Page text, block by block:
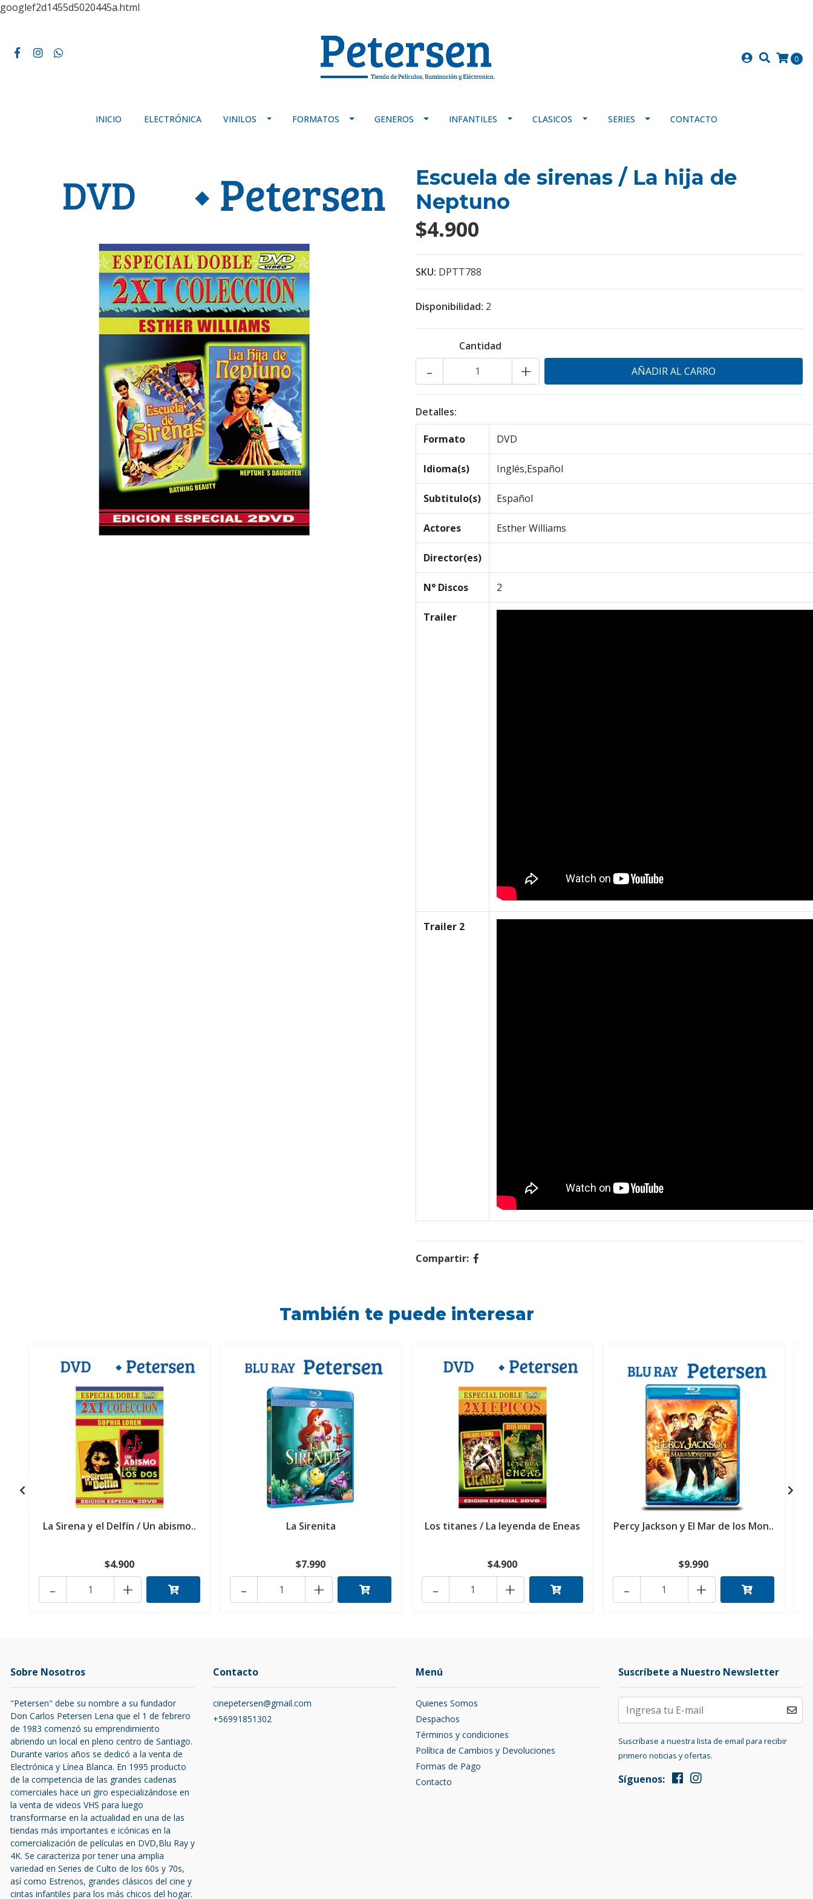
googlef2d1455d5020445a.html
0
INICIO ELECTRÓNICA VINILOS FORMATOS GENEROS INFANTILES CLASICOS SERIES CONTACTO
Escuela de sirenas / La hija de
Neptuno
$4.900
SKU: DPTT788
Disponibilidad: 2
Cantidad
+
-
Detalles:
Formato DVD
Idioma(s) Inglés,Español
Subtitulo(s) Español
Actores Esther Williams
Director(es)
N° Discos 2
Trailer
Trailer 2
Compartir:
También te puede interesar
La Sirena y el Delfín / Un abismo..
$4.900
+
-
La Sirenita
$7.990
+
-
Los titanes / La leyenda de Eneas
$4.900
+
-
Percy Jackson y El Mar de los Mon..
$9.990
+
-
Sobre Nosotros
"Petersen" debe su nombre a su fundador
Don Carlos Petersen Lena que el 1 de febrero
de 1983 comenzó su emprendimiento
abriendo un local en pleno centro de Santiago.
Durante varios años se dedicó a la venta de
Electrónica y Línea Blanca. En 1995 producto
de la competencia de las grandes cadenas
comerciales hace un giro especializándose en
la venta de videos VHS para luego
transformarse en la actualidad en una de las
tiendas más importantes e icónicas en la
comercialización de películas en DVD,Blu Ray y
4K. Se caracteriza por tener una amplia
variedad en Series de Culto de los 60s y 70s,
así como Estrenos, grandes clásicos del cine y
cintas infantiles para los más chicos del hogar.
Contacto
cinepetersen@gmail.com
+56991851302
Menú
Quienes Somos
Despachos
Términos y condiciones
Política de Cambios y Devoluciones
Formas de Pago
Contacto
Suscríbete a Nuestro Newsletter
Suscríbase a nuestra lista de email para recibir
primero noticias y ofertas.
Síguenos: